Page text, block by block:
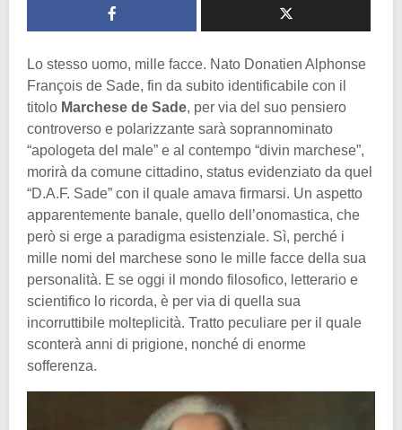
Lo stesso uomo, mille facce. Nato Donatien Alphonse
François de Sade, fin da subito identificabile con il
titolo Marchese de Sade, per via del suo pensiero
controverso e polarizzante sarà soprannominato
“apologeta del male” e al contempo “divin marchese”,
morirà da comune cittadino, status evidenziato da quel
“D.A.F. Sade” con il quale amava firmarsi. Un aspetto
apparentemente banale, quello dell’onomastica, che
però si erge a paradigma esistenziale. Sì, perché i
mille nomi del marchese sono le mille facce della sua
personalità. E se oggi il mondo filosofico, letterario e
scientifico lo ricorda, è per via di quella sua
incorruttibile molteplicità. Tratto peculiare per il quale
sconterà anni di prigione, nonché di enorme
sofferenza.